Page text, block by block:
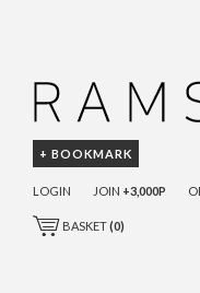
+ BOOKMARK
LOGIN JOIN +3,000P
BASKET(0)